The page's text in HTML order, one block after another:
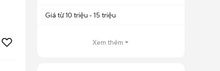
Giá từ 10 triệu - 15 triệu
Xem thêm